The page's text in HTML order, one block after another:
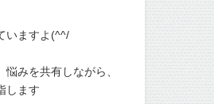
いますよ(^^/
悩みを共有しながら、
します